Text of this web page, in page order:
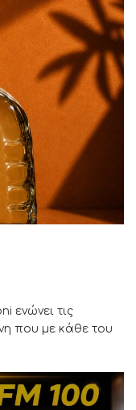
ενώνει τις
που με κάθε του